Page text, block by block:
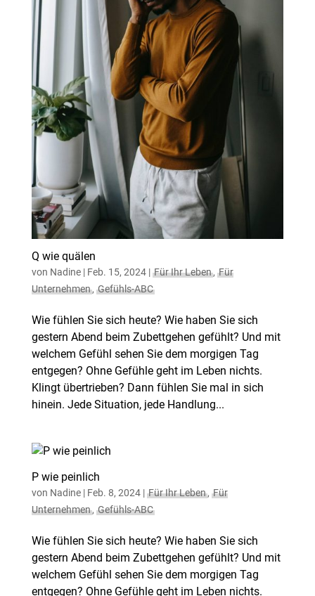
Q wie quälen
von Nadine| Feb. 15, 2024| Für Ihr Leben, Für
Unternehmen, Gefühls-ABC
Wie fühlen Sie sich heute? Wie haben Sie sich
gestern Abend beim Zubettgehen gefühlt? Und mit
welchem Gefühl sehen Sie dem morgigen Tag
entgegen? Ohne Gefühle geht im Leben nichts.
Klingt übertrieben? Dann fühlen Sie mal in sich
hinein. Jede Situation, jede Handlung...
P wie peinlich
von Nadine| Feb. 8, 2024| Für Ihr Leben, Für
Unternehmen, Gefühls-ABC
Wie fühlen Sie sich heute? Wie haben Sie sich
gestern Abend beim Zubettgehen gefühlt? Und mit
welchem Gefühl sehen Sie dem morgigen Tag
entgegen? Ohne Gefühle geht im Leben nichts.